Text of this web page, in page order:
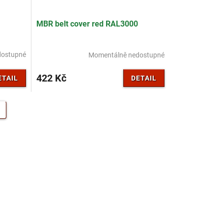
MBR belt cover red RAL3000
Momentálně nedostupné
422 Kč DETAIL